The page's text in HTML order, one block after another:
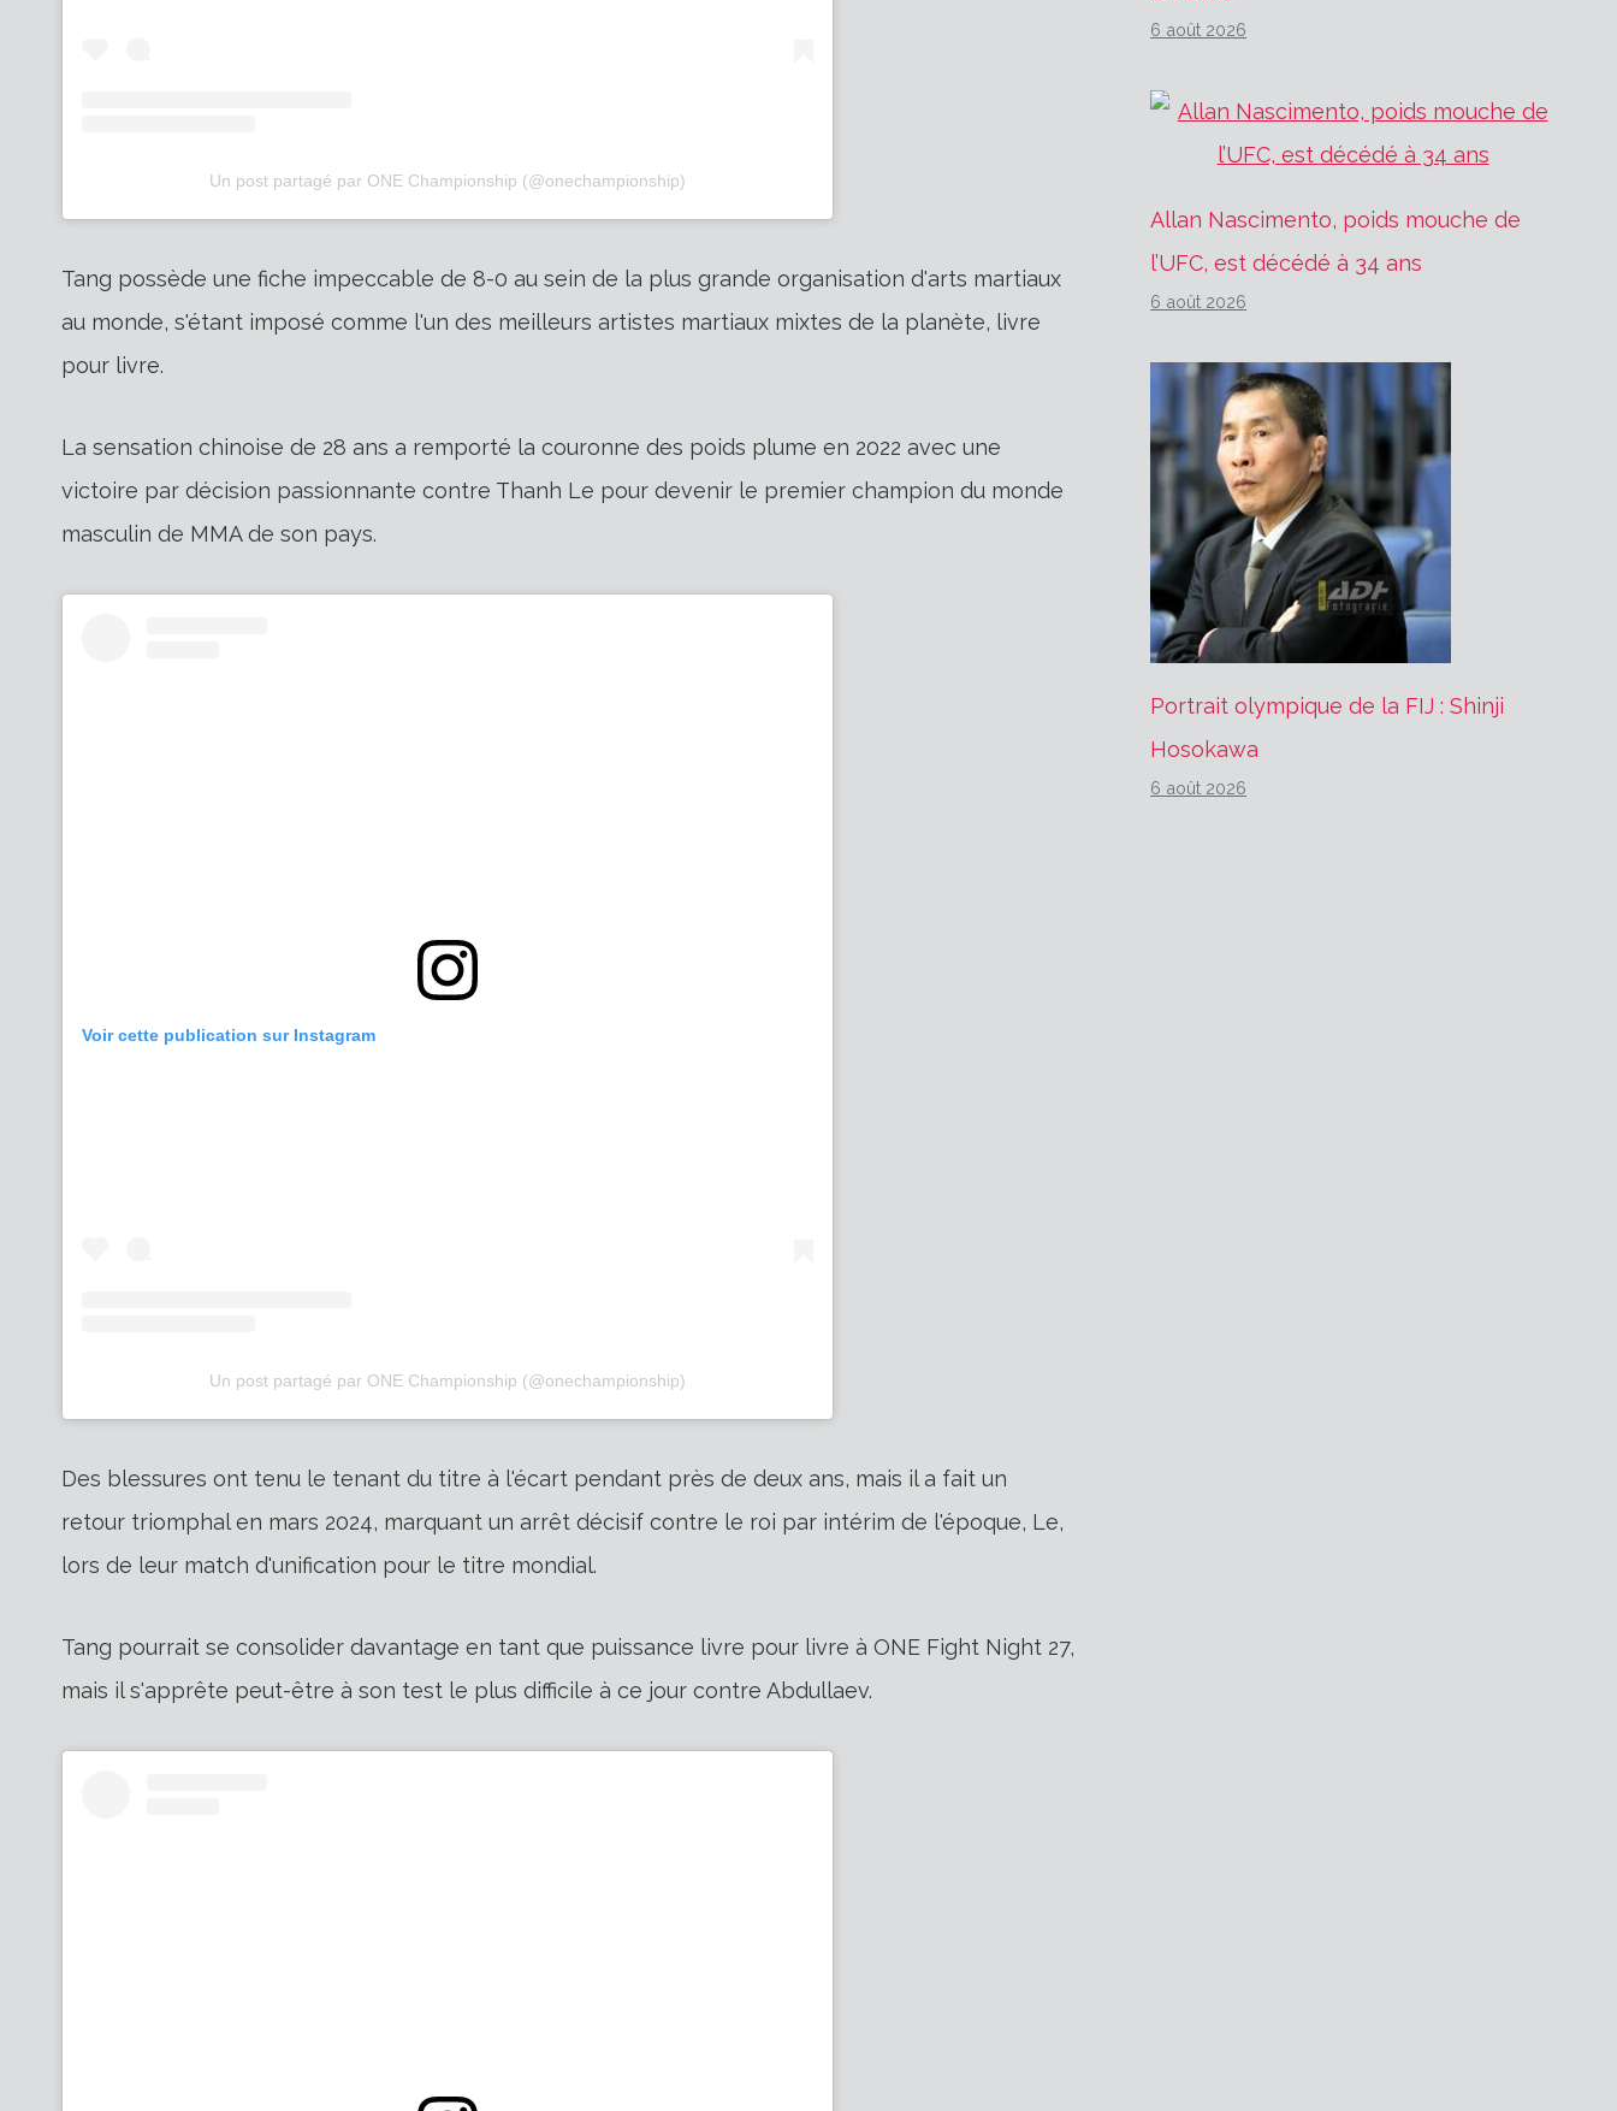
Un post partagé par ONE Championship (@onechampionship)
Tang possède une fiche impeccable de 8-0 au sein de la plus grande organisation d'arts martiaux
au monde, s'étant imposé comme l'un des meilleurs artistes martiaux mixtes de la planète, livre
pour livre.
La sensation chinoise de 28 ans a remporté la couronne des poids plume en 2022 avec une
victoire par décision passionnante contre Thanh Le pour devenir le premier champion du monde
masculin de MMA de son pays.
Voir cette publication sur Instagram
Un post partagé par ONE Championship (@onechampionship)
Des blessures ont tenu le tenant du titre à l'écart pendant près de deux ans, mais il a fait un
retour triomphal en mars 2024, marquant un arrêt décisif contre le roi par intérim de l'époque, Le,
lors de leur match d'unification pour le titre mondial.
Tang pourrait se consolider davantage en tant que puissance livre pour livre à ONE Fight Night 27,
mais il s'apprête peut-être à son test le plus difficile à ce jour contre Abdullaev.
6 août 2026
Allan Nascimento, poids mouche de
l’UFC, est décédé à 34 ans
6 août 2026
Portrait olympique de la FIJ : Shinji
Hosokawa
6 août 2026